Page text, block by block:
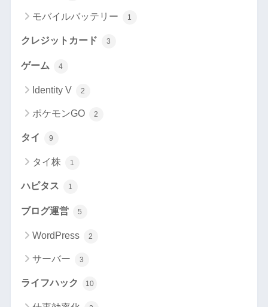
モバイルバッテリー 1
クレジットカード 3
ゲーム 4
Identity V 2
ポケモンGO 2
タイ 9
タイ株 1
ハピタス 1
ブログ運営 5
WordPress 2
サーバー 3
ライフハック 10